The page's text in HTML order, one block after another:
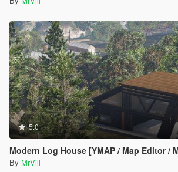
5.0
Modern Log House [YMAP / Map Editor /
By MrVill